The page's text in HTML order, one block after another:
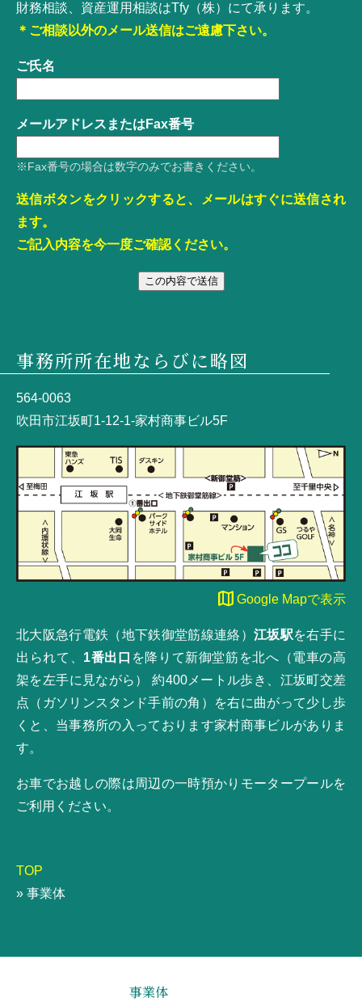
財務相談、資産運用相談はTfy（株）にて承ります。
＊ご相談以外のメール送信はご遠慮下さい。
ご氏名
メールアドレスまたはFax番号
※Fax番号の場合は数字のみでお書きください。
送信ボタンをクリックすると、メールはすぐに送信され
ます。
ご記入内容を今一度ご確認ください。
この内容で送信
事務所所在地ならびに略図
564-0063
吹田市江坂町1-12-1-家村商事ビル5F
map Google Mapで表示
北大阪急行電鉄（地下鉄御堂筋線連絡） 江坂駅を右手に
出られて、 1番出口 を降りて新御堂筋を北へ（電車の高
架を左手に見ながら） 約400メートル歩き、江坂町交差
点（ガソリンスタンド手前の角）を右に曲がって少し歩
くと、当事務所の入っております家村商事ビルがありま
す。
お車でお越しの際は周辺の一時預かりモータープールを
ご利用ください。
TOP
事業体
事業体